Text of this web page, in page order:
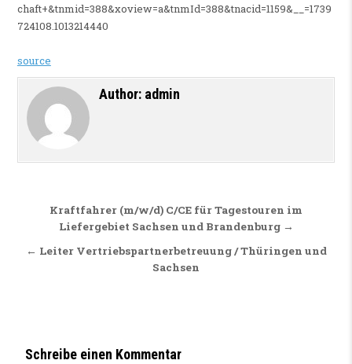
chaft+&tnmid=388&xoview=a&tnmId=388&tnacid=1159&__=1739
724108.1013214440
source
Author: admin
Beitragsnavigation
Kraftfahrer (m/w/d) C/CE für Tagestouren im
Liefergebiet Sachsen und Brandenburg →
← Leiter Vertriebspartnerbetreuung / Thüringen und
Sachsen
Schreibe einen Kommentar